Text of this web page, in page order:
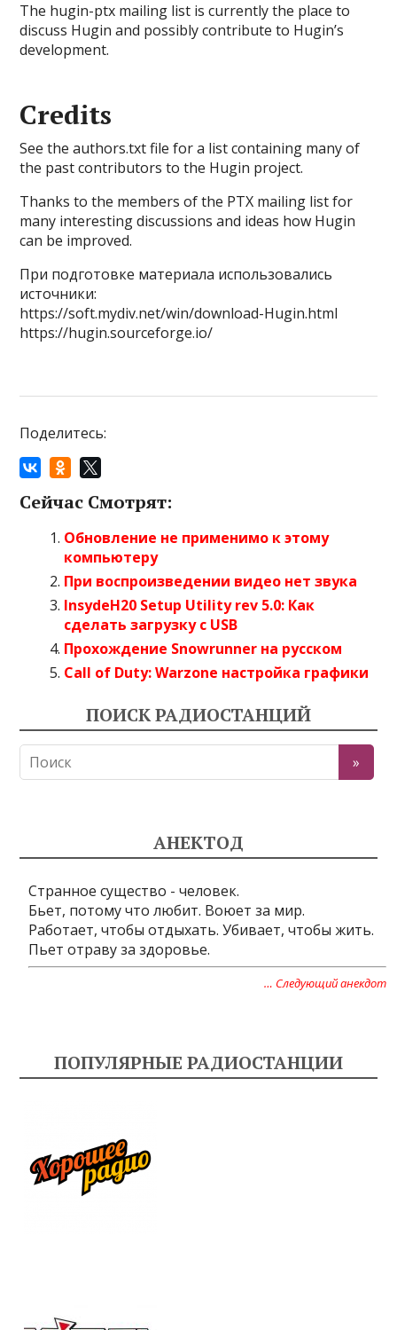
The hugin-ptx mailing list is currently the place to
discuss Hugin and possibly contribute to Hugin’s
development.
Credits
See the authors.txt file for a list containing many of
the past contributors to the Hugin project.
Thanks to the members of the PTX mailing list for
many interesting discussions and ideas how Hugin
can be improved.
При подготовке материала использовались
источники:
https://soft.mydiv.net/win/download-Hugin.html
https://hugin.sourceforge.io/
Поделитесь:
Сейчас Смотрят:
Обновление не применимо к этому
компьютеру
При воспроизведении видео нет звука
InsydeH20 Setup Utility rev 5.0: Как
сделать загрузку с USB
Прохождение Snowrunner на русском
Call of Duty: Warzone настройка графики
ПОИСК РАДИОСТАНЦИЙ
АНЕКТОД
Странное существо - человек.
Бьет, потому что любит. Воюет за мир.
Работает, чтобы отдыхать. Убивает, чтобы жить.
Пьет отраву за здоровье.
… Следующий анекдот
ПОПУЛЯРНЫЕ РАДИОСТАНЦИИ